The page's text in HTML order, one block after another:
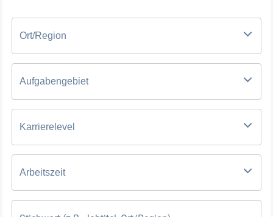
Ort/Region
Aufgabengebiet
Karrierelevel
Arbeitszeit